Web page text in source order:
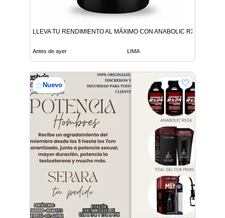
LLEVA TU RENDIMIENTO AL MÁXIMO CON ANABOLIC RX24
Antes de ayer LIMA
Nuevo